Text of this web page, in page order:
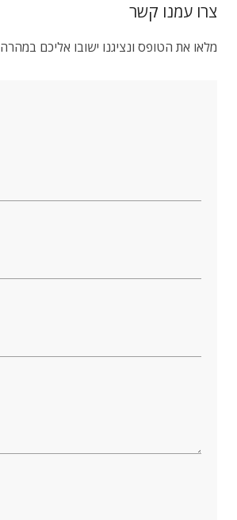
צרו עמנו קשר
מלאו את הטופס ונציגנו ישובו אליכם במהרה